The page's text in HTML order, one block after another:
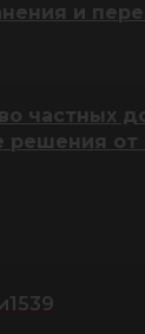
и
частных
решения от
1539